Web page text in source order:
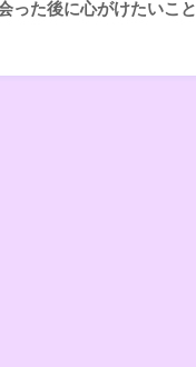
った後に心がけたいこと